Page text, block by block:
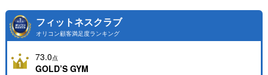
フィットネスクラブ
オリコン顧客満足度ランキング
73.0点
GOLD’S GYM